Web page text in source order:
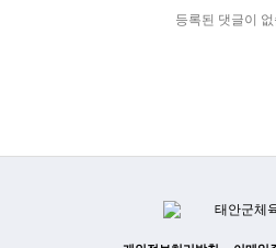
등록된 댓글이